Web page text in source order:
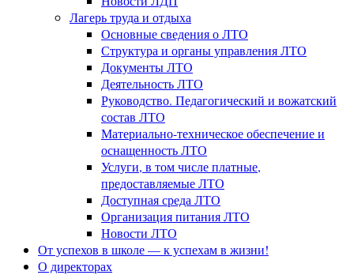
Лагерь труда и отдыха
Основные сведения о ЛТО
Структура и органы управления ЛТО
Документы ЛТО
Деятельность ЛТО
Руководство. Педагогический и вожатский
состав ЛТО
Материально-техническое обеспечение и
оснащенность ЛТО
Услуги, в том числе платные,
предоставляемые ЛТО
Доступная среда ЛТО
Организация питания ЛТО
Новости ЛТО
От успехов в школе — к успехам в жизни!
О директорах